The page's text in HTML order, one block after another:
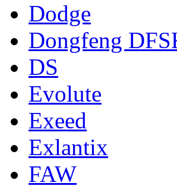
Dodge
Dongfeng
DS
Evolute
Exeed
Exlantix
FAW